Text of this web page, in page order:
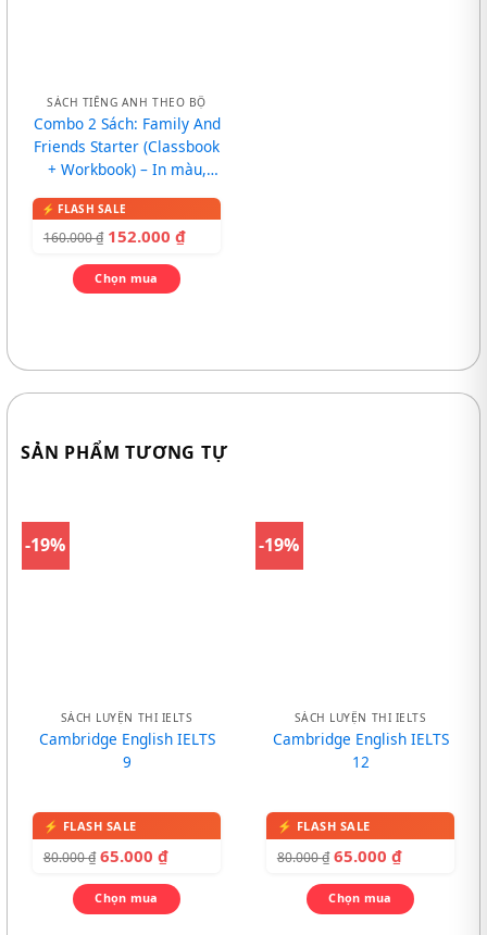
SÁCH TIẾNG ANH THEO BỘ
Combo 2 Sách: Family And
Friends Starter (Classbook
+ Workbook) – In màu,
160.000₫ 152.000 ₫
Chọn mua
SẢN PHẨM TƯƠNG TỰ
-19%
SÁCH LUYỆN THI IELTS
Cambridge English IELTS
9
80.000₫ 65.000 ₫
Chọn mua
-19%
SÁCH LUYỆN THI IELTS
Cambridge English IELTS
12
80.000₫ 65.000 ₫
Chọn mua